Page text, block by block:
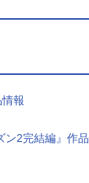
冬アニメ
US
情報
ン2完結編』作